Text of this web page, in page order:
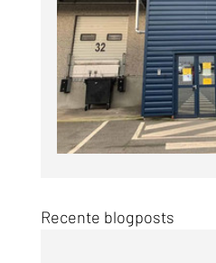
Recente blogposts